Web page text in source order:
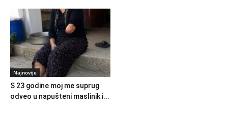
Najnovije
S 23 godine moj me suprug
odveo u napušteni maslinik i...